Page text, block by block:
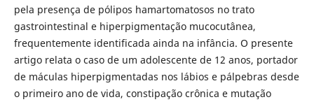
pela presença de pólipos hamartomatosos no trato
gastrointestinal e hiperpigmentação mucocutânea,
frequentemente identificada ainda na infância. O presente
artigo relata o caso de um adolescente de 12 anos, portador
de máculas hiperpigmentadas nos lábios e pálpebras desde
o primeiro ano de vida, constipação crônica e mutação